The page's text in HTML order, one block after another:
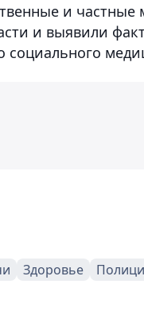
и
и выявили
социального
Здоровье